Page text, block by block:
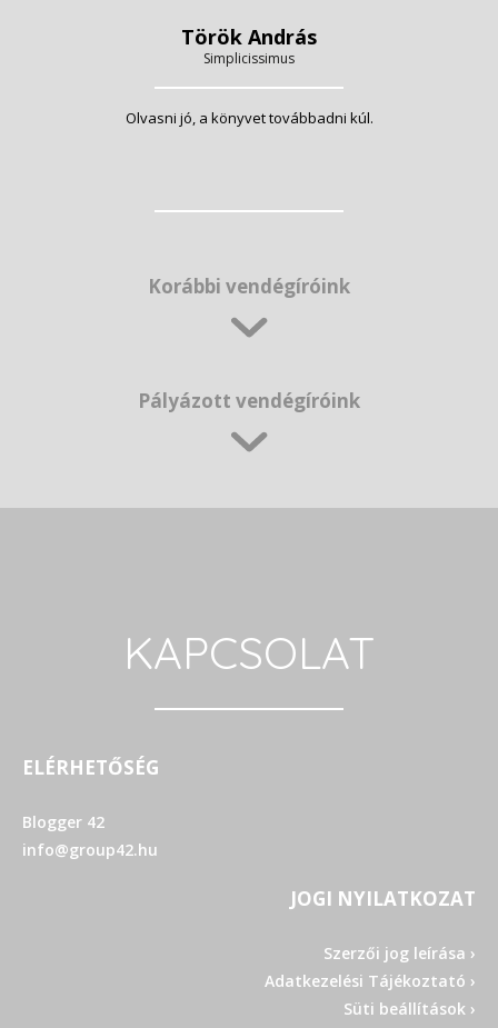
Török András
Simplicissimus
Olvasni jó, a könyvet továbbadni kúl.
Korábbi vendégíróink
Pályázott vendégíróink
KAPCSOLAT
ELÉRHETŐSÉG
Blogger 42
info@group42.hu
JOGI NYILATKOZAT
Szerzői jog leírása ›
Adatkezelési Tájékoztató ›
Süti beállítások ›